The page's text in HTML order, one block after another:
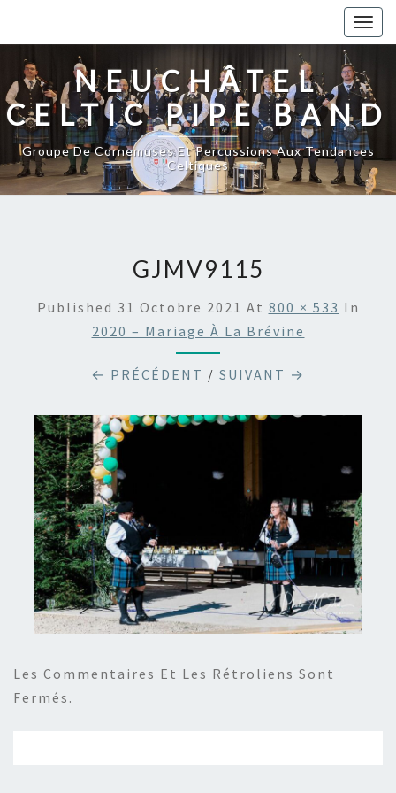
NEUCHÂTEL
CELTIC PIPE BAND
Groupe De Cornemuses Et Percussions Aux Tendances
Celtiques
GJMV9115
Published 31 Octobre 2021 At 800 × 533 In
2020 – Mariage À La Brévine
← PRÉCÉDENT / SUIVANT →
Les Commentaires Et Les Rétroliens Sont
Fermés.